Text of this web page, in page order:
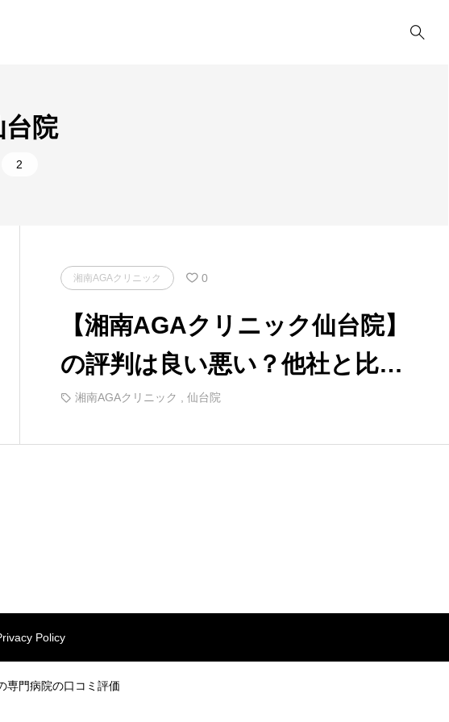
台院
2
湘南AGAクリニック 0
【湘南AGAクリニック仙台院】
の評判は良い悪い？他社と比較
しながら口コミを徹底評価！
湘南AGAクリニック , 仙台院
Policy
専門病院の口コミ評価